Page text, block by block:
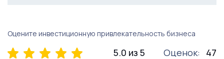
Оцените инвестиционную привлекательность бизнеса
5.0 из 5 Оценок: 47